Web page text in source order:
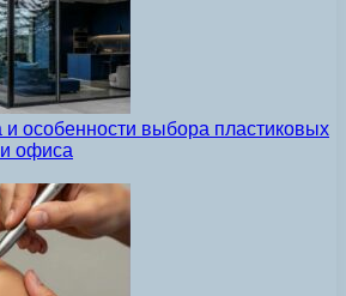
особенности выбора пластиковых
офиса